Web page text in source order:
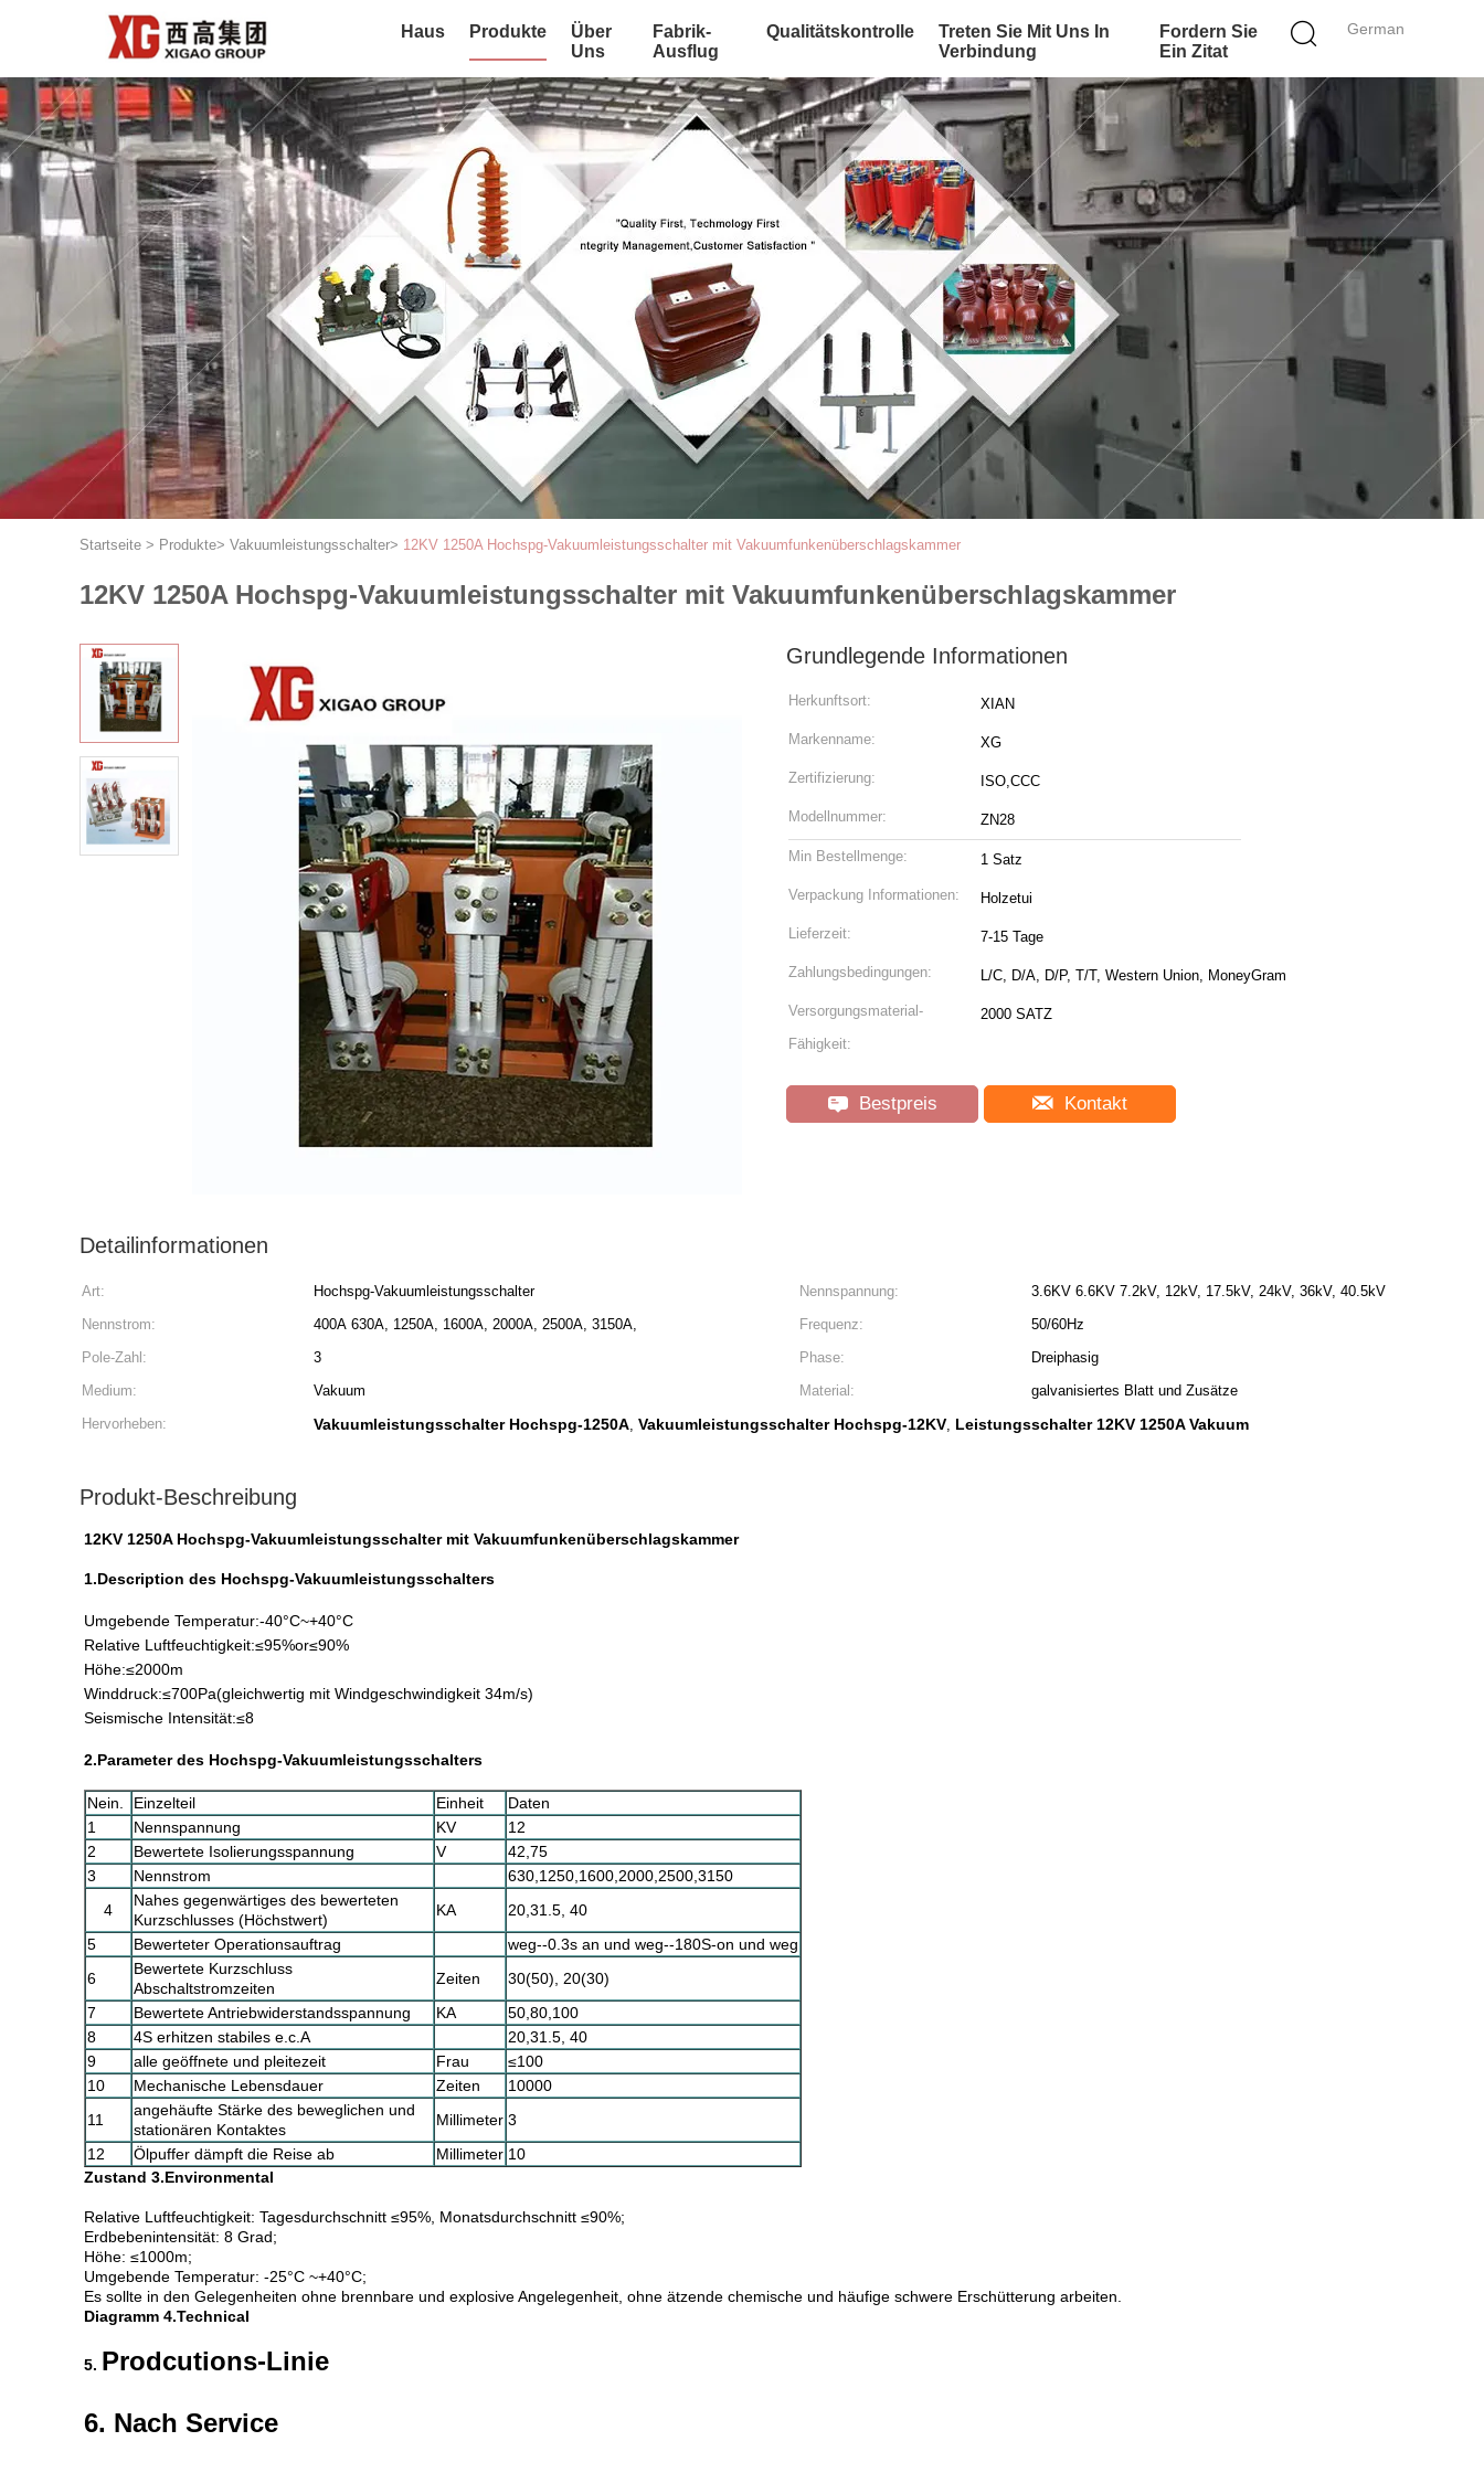
German
Haus Produkte
Über
Uns
Fabrik-
Ausflug
Qualitätskontrolle
Treten Sie Mit Uns In
Verbindung
Fordern Sie
Ein Zitat
Startseite > Produkte> Vakuumleistungsschalter> 12KV 1250A Hochspg-Vakuumleistungsschalter mit Vakuumfunkenüberschlagskammer
12KV 1250A Hochspg-Vakuumleistungsschalter mit Vakuumfunkenüberschlagskammer
Grundlegende Informationen
Herkunftsort: XIAN
Markenname: XG
Zertifizierung: ISO,CCC
Modellnummer: ZN28
Min Bestellmenge: 1 Satz
Verpackung Informationen: Holzetui
Lieferzeit: 7-15 Tage
Zahlungsbedingungen: L/C, D/A, D/P, T/T, Western Union, MoneyGram
Versorgungsmaterial-
Fähigkeit:
2000 SATZ
Bestpreis Kontakt
Detailinformationen
Art: Hochspg-Vakuumleistungsschalter Nennspannung:
3.6KV 6.6KV 7.2kV, 12kV, 17.5kV, 24kV, 36kV, 40.5kV
Nennstrom:
400A 630A, 1250A, 1600A, 2000A, 2500A, 3150A, Frequenz:
50/60Hz
Pole-Zahl:
3 Phase:
Dreiphasig
Medium:
Vakuum Material:
galvanisiertes Blatt und Zusätze
Hervorheben:
Vakuumleistungsschalter Hochspg-1250A, Vakuumleistungsschalter Hochspg-12KV, Leistungsschalter 12KV 1250A Vakuum
Produkt-Beschreibung
12KV 1250A Hochspg-Vakuumleistungsschalter mit Vakuumfunkenüberschlagskammer
1.Description des Hochspg-Vakuumleistungsschalters
Umgebende Temperatur:-40°C~+40°C
Relative Luftfeuchtigkeit:≤95%or≤90%
Höhe:≤2000m
Winddruck:≤700Pa(gleichwertig mit Windgeschwindigkeit 34m/s)
Seismische Intensität:≤8
2.Parameter des Hochspg-Vakuumleistungsschalters
Nein. Einzelteil Einheit
Daten
1
Nennspannung KV
12
2
Bewertete Isolierungsspannung V
42,75
3
Nennstrom
630,1250,1600,2000,2500,3150
4
Nahes gegenwärtiges des bewerteten
Kurzschlusses (Höchstwert)
KA
20,31.5, 40
5
Bewerteter Operationsauftrag
weg--0.3s an und weg--180S-on und weg
6
Bewertete Kurzschluss
Abschaltstromzeiten
Zeiten
30(50), 20(30)
7
Bewertete Antriebwiderstandsspannung KA
50,80,100
8
4S erhitzen stabiles e.c.A
20,31.5, 40
9
alle geöffnete und pleitezeit Frau
≤100
10
Mechanische Lebensdauer Zeiten
10000
11
angehäufte Stärke des beweglichen und
stationären Kontaktes
Millimeter 3
12
Ölpuffer dämpft die Reise ab Millimeter 10
Zustand 3.Environmental
Relative Luftfeuchtigkeit: Tagesdurchschnitt ≤95%, Monatsdurchschnitt ≤90%;
Erdbebenintensität: 8 Grad;
Höhe: ≤1000m;
Umgebende Temperatur: -25°C ~+40°C;
Es sollte in den Gelegenheiten ohne brennbare und explosive Angelegenheit, ohne ätzende chemische und häufige schwere Erschütterung arbeiten.
Diagramm 4.Technical
5. Prodcutions-Linie
6. Nach Service